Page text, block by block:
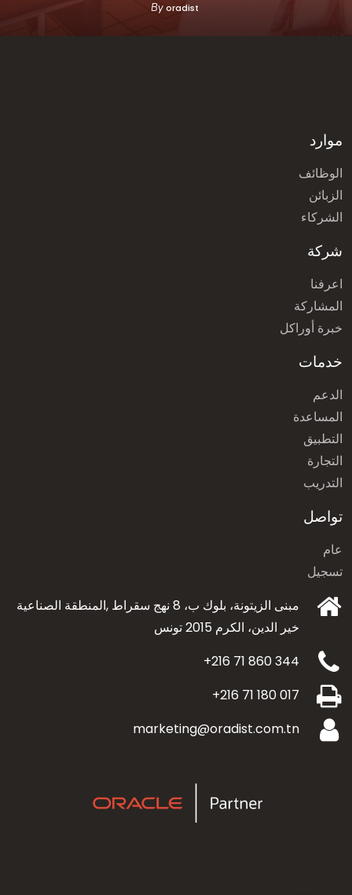
By oradist
موارد
الوظائف
الزبائن
الشركاء
شركة
اعرفنا
المشاركة
خبرة أوراكل
خدمات
الدعم
المساعدة
التطبيق
التجارة
التدريب
تواصل
عام
تسجيل
مبنى الزيتونة، بلوك ب، 8 نهج سقراط ,المنطقة الصناعية
خير الدين، الكرم 2015 تونس
+216 71 860 344
+216 71 180 017
marketing@oradist.com.tn